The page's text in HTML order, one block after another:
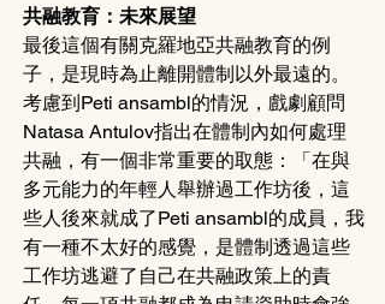
共融教育：未來展望
最後這個有關克羅地亞共融教育的例
子，是現時為止離開體制以外最遠的。
考慮到Peti ansambl的情況，戲劇顧問
Natasa Antulov指出在體制內如何處理
共融，有一個非常重要的取態：「在與
多元能力的年輕人舉辦過工作坊後，這
些人後來就成了Peti ansambl的成員，我
有一種不太好的感覺，是體制透過這些
工作坊逃避了自己在共融政策上的責